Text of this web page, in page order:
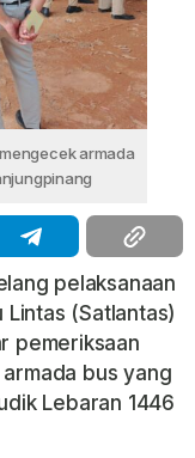
armada
pelaksanaan
Lintas (Satlantas)
pemeriksaan
bus yang
Lebaran 1446